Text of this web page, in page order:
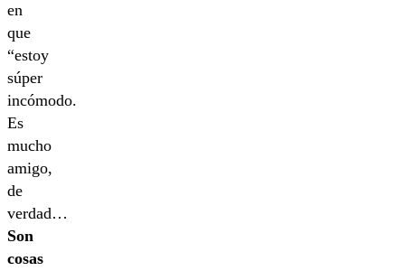
en
que
“estoy
súper
incómodo.
Es
mucho
amigo,
de
verdad…
Son
cosas